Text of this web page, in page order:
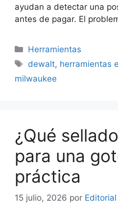
ayudan a detectar una
antes de pagar. El
Categorías
Herramientas
Etiquetas
dewalt, herramientas
milwaukee
¿Qué
para una
práctica
15 julio, 2026 por